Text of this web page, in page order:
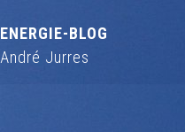
ENERGIE-BLOG
André Jurres